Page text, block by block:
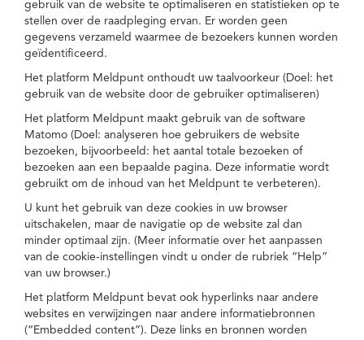
gebruik van de website te optimaliseren en statistieken op te
stellen over de raadpleging ervan. Er worden geen
gegevens verzameld waarmee de bezoekers kunnen worden
geïdentificeerd.
Het platform Meldpunt onthoudt uw taalvoorkeur (Doel: het
gebruik van de website door de gebruiker optimaliseren)
Het platform Meldpunt maakt gebruik van de software
Matomo (Doel: analyseren hoe gebruikers de website
bezoeken, bijvoorbeeld: het aantal totale bezoeken of
bezoeken aan een bepaalde pagina. Deze informatie wordt
gebruikt om de inhoud van het Meldpunt te verbeteren).
U kunt het gebruik van deze cookies in uw browser
uitschakelen, maar de navigatie op de website zal dan
minder optimaal zijn. (Meer informatie over het aanpassen
van de cookie-instellingen vindt u onder de rubriek “Help”
van uw browser.)
Het platform Meldpunt bevat ook hyperlinks naar andere
websites en verwijzingen naar andere informatiebronnen
(“Embedded content”). Deze links en bronnen worden